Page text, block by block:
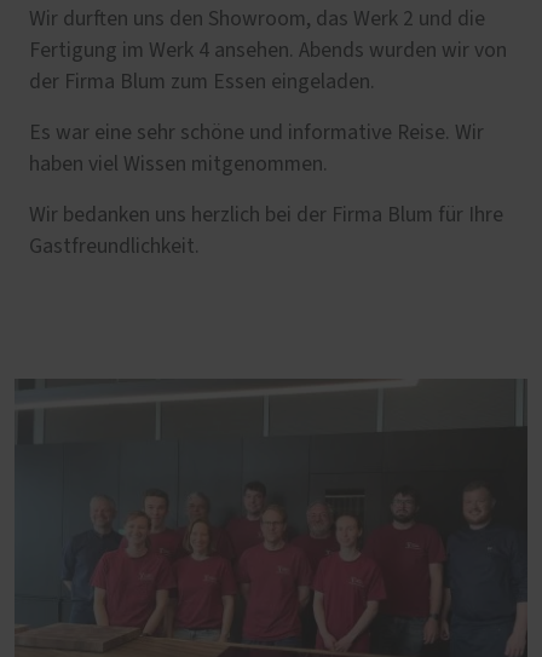
Wir durften uns den Showroom, das Werk 2 und die
Fertigung im Werk 4 ansehen. Abends wurden wir von
der Firma Blum zum Essen eingeladen.
Es war eine sehr schöne und informative Reise. Wir
haben viel Wissen mitgenommen.
Wir bedanken uns herzlich bei der Firma Blum für Ihre
Gastfreundlichkeit.